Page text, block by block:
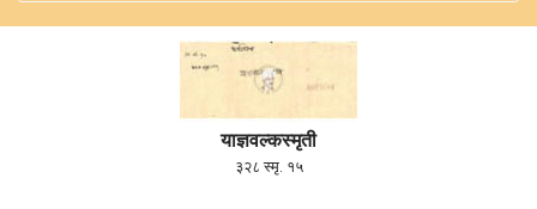
याज्ञवल्कस्मृती
३२८ स्मृ. १५